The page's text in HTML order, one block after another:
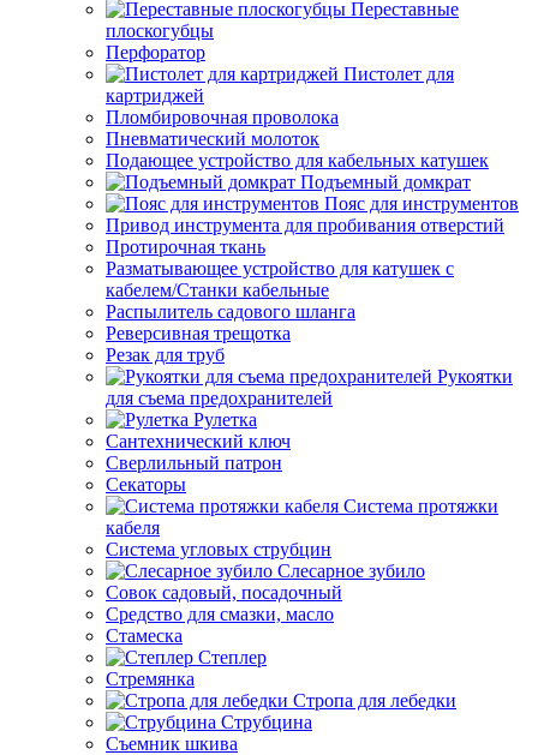
Переставные
плоскогубцы
Перфоратор
Пистолет для
картриджей
Пломбировочная проволока
Пневматический молоток
Подающее устройство для кабельных катушек
Подъемный домкрат
Пояс для инструментов
Привод инструмента для пробивания отверстий
Протирочная ткань
Разматывающее устройство для катушек с
кабелем/Станки кабельные
Распылитель садового шланга
Реверсивная трещотка
Резак для труб
Рукоятки
для съема предохранителей
Рулетка
Сантехнический ключ
Сверлильный патрон
Секаторы
Система протяжки
кабеля
Система угловых струбцин
Слесарное зубило
Совок садовый, посадочный
Средство для смазки, масло
Стамеска
Степлер
Стремянка
Стропа для лебедки
Струбцина
Съемник шкива